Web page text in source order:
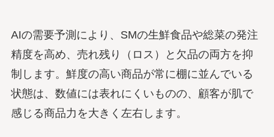
AIの需要予測により、SMの生鮮食品や総菜の発注
精度を高め、売れ残り（ロス）と欠品の両方を抑
制します。鮮度の高い商品が常に棚に並んでいる
状態は、数値には表れにくいものの、顧客が肌で
感じる商品力を大きく左右します。